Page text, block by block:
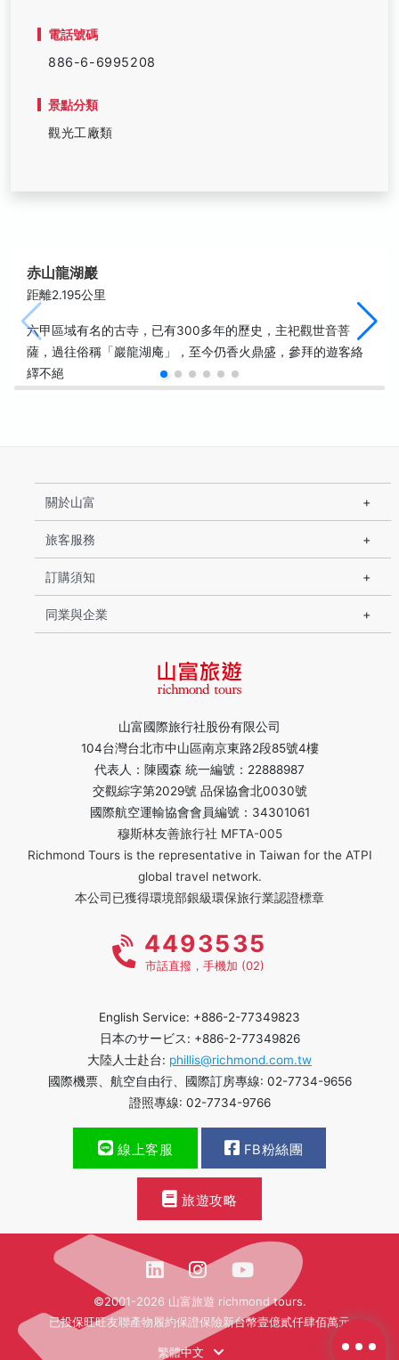
電話號碼
886-6-6995208
景點分類
觀光工廠類
赤山龍湖巖
距離2.195公里
六甲區域有名的古寺，已有300多年的歷史，主祀觀世音菩
薩，過往俗稱「巖龍湖庵」，至今仍香火鼎盛，參拜的遊客絡
繹不絕
山富國際旅行社股份有限公司
104台灣台北市中山區南京東路2段85號4樓
代表人：陳國森 統一編號：22888987
交觀綜字第2029號 品保協會北0030號
國際航空運輸協會會員編號：34301061
穆斯林友善旅行社 MFTA-005
Richmond Tours is the representative in Taiwan for the ATPI
global travel network.
本公司已獲得環境部銀級環保旅行業認證標章
關於山富
旅客服務
訂購須知
同業與企業
4493535
市話直撥，手機加 (02)
English Service: +886-2-77349823
日本のサービス: +886-2-77349826
大陸人士赴台: phillis@richmond.com.tw
國際機票、航空自由行、國際訂房專線: 02-7734-9656
證照專線: 02-7734-9766
線上客服 FB粉絲團
旅遊攻略
©2001-2026 山富旅遊 richmond tours.
已投保旺旺友聯產物履約保證保險新台幣壹億貳仟肆佰萬元
繁體中文